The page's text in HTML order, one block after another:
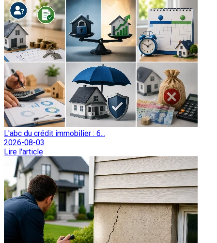
L'abc du crédit immobilier : 6...
2026-08-03
Lire l'article